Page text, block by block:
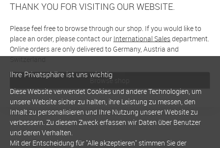
THANK YOU FOR VISITING OUR WEBSITE.
Please feel free to browse through our shop. If you would like to
place an order, please contact our International Salesdepartment.
Online orders are only delivered to Germany, Austria and
Switzerland
Browse shop
Ihre Privatsphäre ist uns wichtig
Diese Website verwendet Cookies und andere Technologien, um
unsere Website sicher zu halten, ihre Leistung zu messen, den
Inhalt zu personalisieren und Ihre Nutzung unserer Website zu
verbessern. Zu diesem Zweck erfassen wir Daten über Benutzer
und deren Verhalten.
Mit der Entscheidung für "Alle akzeptieren" stimmen Sie der